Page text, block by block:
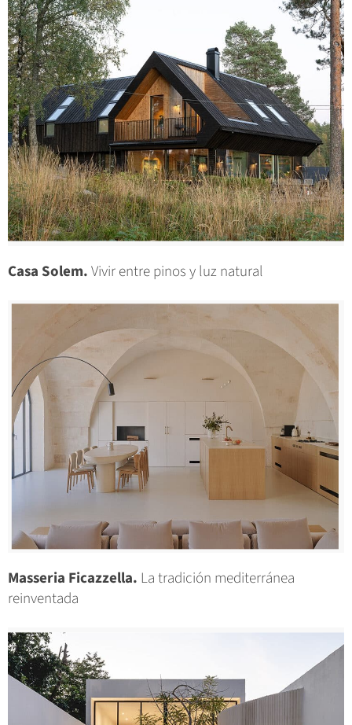
Casa Solem.Vivir entre pinos y luz natural
Masseria Ficazzella. La tradición mediterránea
reinventada